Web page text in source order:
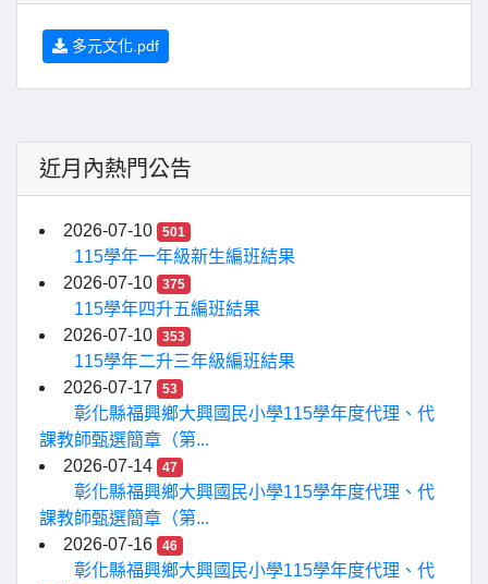
多元文化.pdf
近月內熱門公告
2026-07-10 501
115學年一年級新生編班結果
2026-07-10
375
115學年四升五編班結果
2026-07-10
353
115學年二升三年級編班結果
2026-07-17
53
彰化縣福興鄉大興國民小學115學年度代理、代
課教師甄選簡章（第...
2026-07-14
47
彰化縣福興鄉大興國民小學115學年度代理、代
課教師甄選簡章（第...
2026-07-16
46
彰化縣福興鄉大興國民小學115學年度代理、代